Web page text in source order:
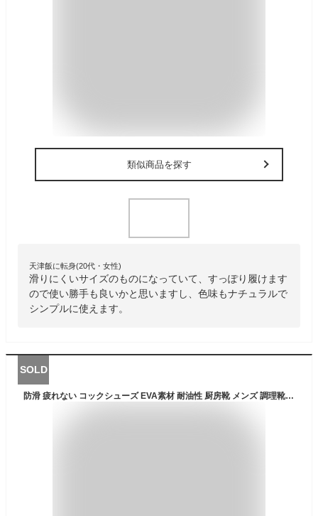
類似商品を探す
天津飯に転身(20代・女性)
滑りにくいサイズのものになっていて、すっぽり履けます
ので使い勝手も良いかと思いますし、色味もナチュラルで
シンプルに使えます。
SOLD
防滑 疲れない コックシューズ EVA素材 耐油性 厨房靴 メンズ 調理靴 コックシューズ 耐油底 キッチン 飲食店 厨房シューズ 衝撃吸収 コックシューズ 防水 作業靴 滑りにくい 食品工場用 キッチンシューズ ブラック 調理 スリッポン 滑り止め